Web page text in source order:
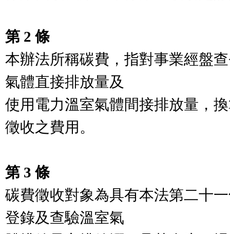
第 2 條
本辦法所稱碳費，指對事業經盤
氣體直接排放量及
使用電力溫室氣體間接排放量，
徵收之費用。
第 3 條
碳費徵收對象為具有本法第二十
登錄及查驗溫室氣